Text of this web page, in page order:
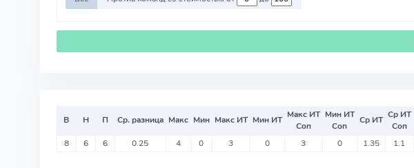
В Н П Ср. разница Макс Мин Макс ИТ Мин ИТ Макс ИТ
Соп
Мин ИТ
Соп
Ср ИТ Ср ИТ
Соп
8 6 6 0.25 4 0 3 0 3 0 1.35 1.1